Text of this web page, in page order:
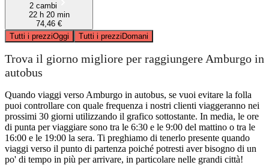
2 cambi
22 h 20 min
74,46 €
Tutti i prezziOggi Tutti i prezziDomani
Trova il giorno migliore per raggiungere Amburgo in
autobus
Quando viaggi verso Amburgo in autobus, se vuoi evitare la folla
puoi controllare con quale frequenza i nostri clienti viaggeranno nei
prossimi 30 giorni utilizzando il grafico sottostante. In media, le ore
di punta per viaggiare sono tra le 6:30 e le 9:00 del mattino o tra le
16:00 e le 19:00 la sera. Ti preghiamo di tenerlo presente quando
viaggi verso il punto di partenza poiché potresti aver bisogno di un
po' di tempo in più per arrivare, in particolare nelle grandi città!